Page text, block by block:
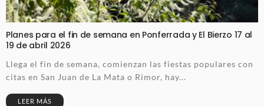
Planes para el fin de semana en Ponferrada y El Bierzo 17 al
19 de abril 2026
Llega el fin de semana, comienzan las fiestas populares con
citas en San Juan de La Mata o Rimor, hay...
LEER MÁS